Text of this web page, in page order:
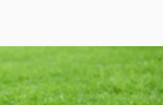
Produkty Zacznij